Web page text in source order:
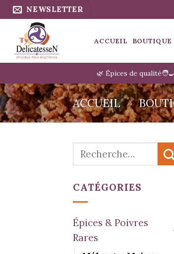
Passer
au
contenu
NEWSLETTER
ACCUEIL BOUTIQUE
🌿 Épices de qualité
ACCUEIL »
Recherche
CATÉGORIES
Épices & Poivres
Rares